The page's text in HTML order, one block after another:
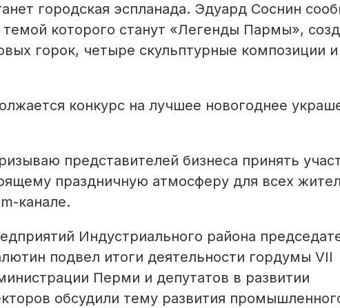
городская эспланада. Эдуард Соснин
которого станут «Легенды Пармы»,
горок, четыре скульптурные композиции и
конкурс на лучшее новогоднее
представителей бизнеса принять
праздничную атмосферу для всех
канале.
Индустриального района
подвел итоги деятельности гордумы VII
Перми и депутатов в развитии
обсудили тему развития